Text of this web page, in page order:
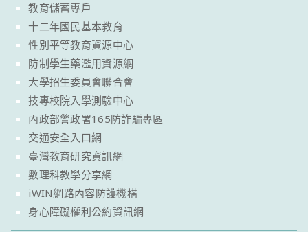
教育儲蓄專戶
十二年國民基本教育
性別平等教育資源中心
防制學生藥濫用資源網
大學招生委員會聯合會
技專校院入學測驗中心
內政部警政署165防詐騙專區
交通安全入口網
臺灣教育研究資訊網
數理科教學分享網
iWIN網路內容防護機構
身心障礙權利公約資訊網